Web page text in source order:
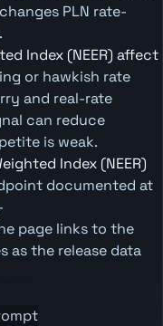
PLN rate-
Index (NEER) affect
or hawkish rate
and real-rate
can reduce
is weak.
Index (NEER)
documented at
page links to the
as the release data